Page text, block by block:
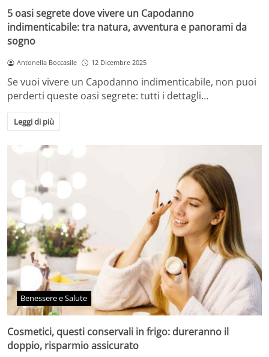
5 oasi segrete dove vivere un Capodanno
indimenticabile: tra natura, avventura e panorami da
sogno
Antonella Boccasile 12 Dicembre 2025
Se vuoi vivere un Capodanno indimenticabile, non puoi
perderti queste oasi segrete: tutti i dettagli…
Leggi di più
Benessere e Salute
Cosmetici, questi conservali in frigo: dureranno il
doppio, risparmio assicurato